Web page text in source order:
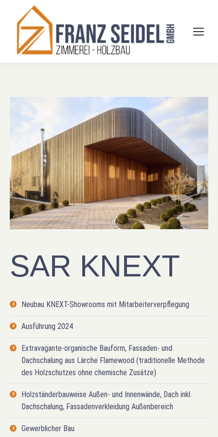
SAR KNEXT
Neubau KNEXT-Showrooms mit Mitarbeiterverpflegung
Ausführung 2024
Extravagante-organische Bauform, Fassaden- und
Dachschalung aus Lärche Flamewood (traditionelle Methode
des Holzschutzes ohne chemische Zusätze)
Holzständerbauweise Außen- und Innenwände, Dach inkl.
Dachschalung, Fassadenverkleidung Außenbereich
Gewerblicher Bau